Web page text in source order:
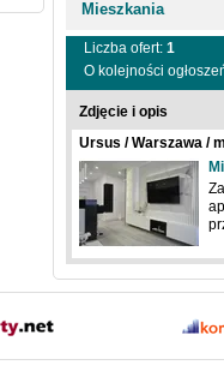
Mieszkania
Liczba ofert: 1
O kolejności
Zdjęcie i opis
Ursus / Warszawa /